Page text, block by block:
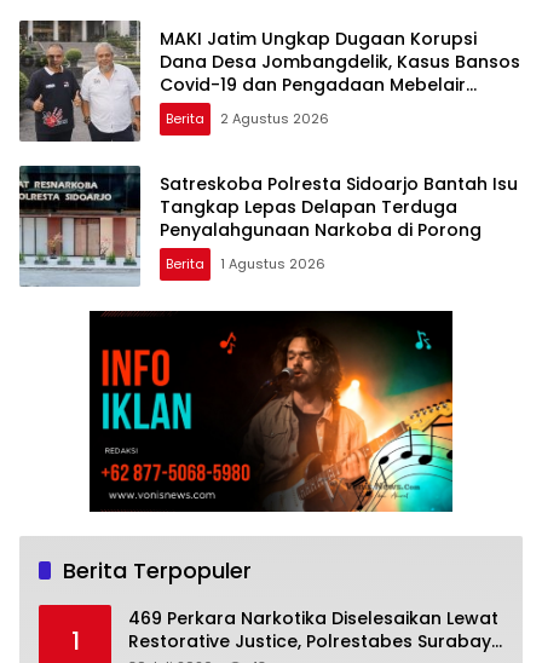
MAKI Jatim Ungkap Dugaan Korupsi
Dana Desa Jombangdelik, Kasus Bansos
Covid-19 dan Pengadaan Mebelair
Segera Dilaporkan ke Kejati Jatim
Berita 2 Agustus 2026
Satreskoba Polresta Sidoarjo Bantah Isu
Tangkap Lepas Delapan Terduga
Penyalahgunaan Narkoba di Porong
Berita 1 Agustus 2026
Berita Terpopuler
1
469 Perkara Narkotika Diselesaikan Lewat
Restorative Justice, Polrestabes Surabaya